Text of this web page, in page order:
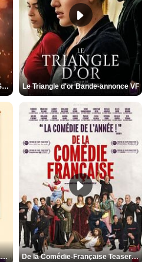
L'Odyssée Bande-annonce VO STFR Le Triangle d'or Bande-annonce VF
Les Matins merveilleux Bande-annonce VF De la Comédie-Française Teaser VF